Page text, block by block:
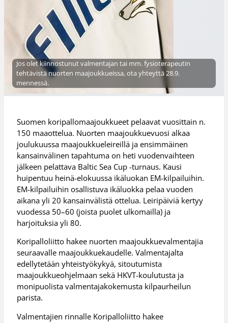
Jos olet kiinnostunut valmentajan tai mm. fysioterapeutin
tehtävistä nuorten maajoukkueissa, ota yhteyttä 28.9.
mennessä.
Suomen koripallomaajoukkueet pelaavat vuosittain n.
150 maaottelua. Nuorten maajoukkuevuosi alkaa
joulukuussa maajoukkueleireillä ja ensimmäinen
kansainvälinen tapahtuma on heti vuodenvaihteen
jälkeen pelattava Baltic Sea Cup -turnaus. Kausi
huipentuu heinä-elokuussa ikäluokan EM-kilpailuihin.
EM-kilpailuihin osallistuva ikäluokka pelaa vuoden
aikana yli 20 kansainvälistä ottelua. Leiripäiviä kertyy
vuodessa 50–60 (joista puolet ulkomailla) ja
harjoituksia yli 80.
Koripalloliitto hakee nuorten maajoukkuevalmentajia
seuraavalle maajoukkuekaudelle. Valmentajalta
edellytetään yhteistyökykyä, sitoutumista
maajoukkueohjelmaan sekä HKVT-koulutusta ja
monipuolista valmentajakokemusta kilpaurheilun
parista.
Valmentajien rinnalle Koripalloliitto hakee